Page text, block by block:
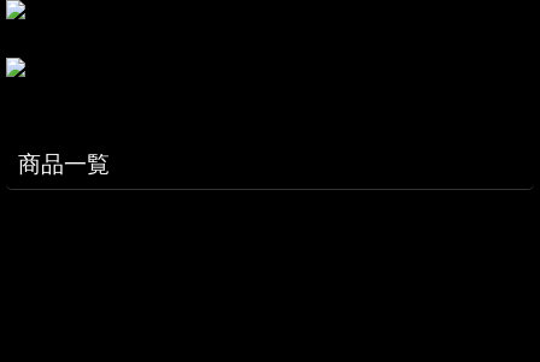
商品一覧